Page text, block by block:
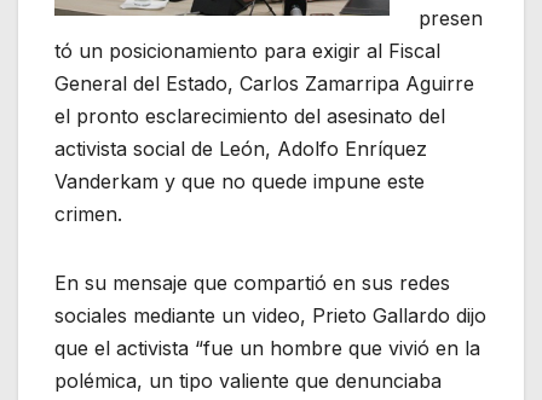
presen
tó un posicionamiento para exigir al Fiscal
General del Estado, Carlos Zamarripa Aguirre
el pronto esclarecimiento del asesinato del
activista social de León, Adolfo Enríquez
Vanderkam y que no quede impune este
crimen.
En su mensaje que compartió en sus redes
sociales mediante un video, Prieto Gallardo dijo
que el activista “fue un hombre que vivió en la
polémica, un tipo valiente que denunciaba